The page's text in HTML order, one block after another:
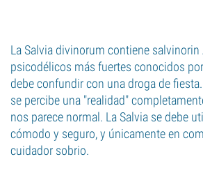
La Salvia divinorum contiene salvinorin
psicodélicos más fuertes conocidos
debe confundir con una droga de
se percibe una "realidad"
nos parece normal. La Salvia se debe
cómodo y seguro, y únicamente en
cuidador sobrio.